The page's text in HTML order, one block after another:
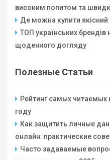
високим попитом та
Де можна купити якісний
ТОП українських
щоденного догляду
Полезные Статьи
Рейтинг самых читаемых
году
Как защитить личные
онлайн: практические
Часто задаваемые